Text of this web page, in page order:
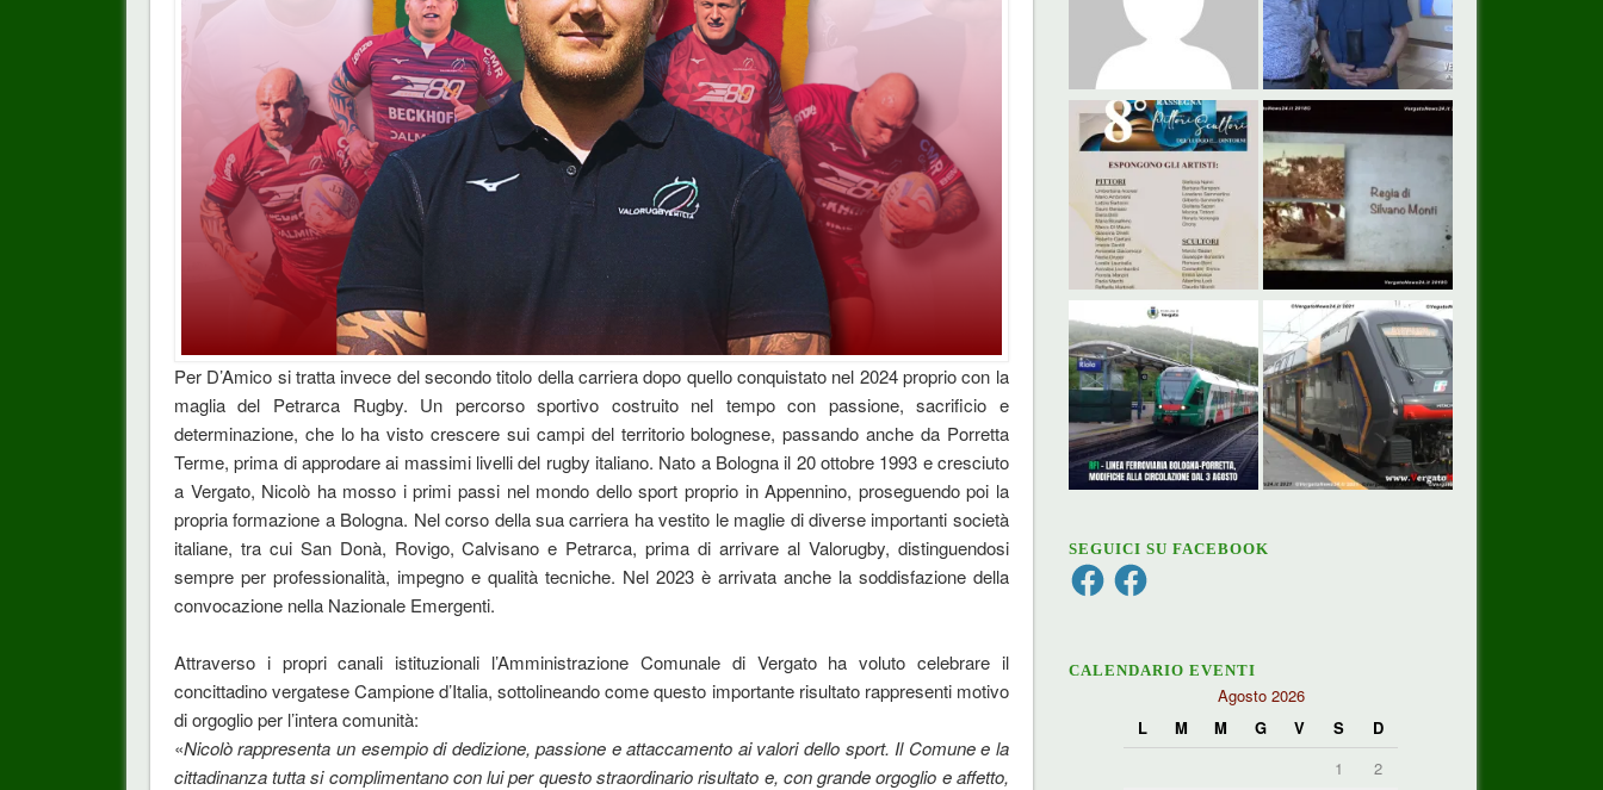
Per D’Amico si tratta invece del secondo titolo della carriera dopo quello conquistato nel 2024 proprio con la
maglia del Petrarca Rugby. Un percorso sportivo costruito nel tempo con passione, sacrificio e
determinazione, che lo ha visto crescere sui campi del territorio bolognese, passando anche da Porretta
Terme, prima di approdare ai massimi livelli del rugby italiano. Nato a Bologna il 20 ottobre 1993 e cresciuto
a Vergato, Nicolò ha mosso i primi passi nel mondo dello sport proprio in Appennino, proseguendo poi la
propria formazione a Bologna. Nel corso della sua carriera ha vestito le maglie di diverse importanti società
italiane, tra cui San Donà, Rovigo, Calvisano e Petrarca, prima di arrivare al Valorugby, distinguendosi
sempre per professionalità, impegno e qualità tecniche. Nel 2023 è arrivata anche la soddisfazione della
convocazione nella Nazionale Emergenti.
Attraverso i propri canali istituzionali l’Amministrazione Comunale di Vergato ha voluto celebrare il
concittadino vergatese Campione d’Italia, sottolineando come questo importante risultato rappresenti motivo
di orgoglio per l’intera comunità:
«Nicolò rappresenta un esempio di dedizione, passione e attaccamento ai valori dello sport. Il Comune e la
cittadinanza tutta si complimentano con lui per questo straordinario risultato e, con grande orgoglio e affetto,
SEGUICI SU FACEBOOK
FacebookFacebook
CALENDARIO EVENTI
Agosto 2026
L
M M G V S
D
1
2